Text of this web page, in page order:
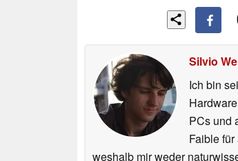
Silvio
Ich bin
PCs und
Faible
weshalb mir weder